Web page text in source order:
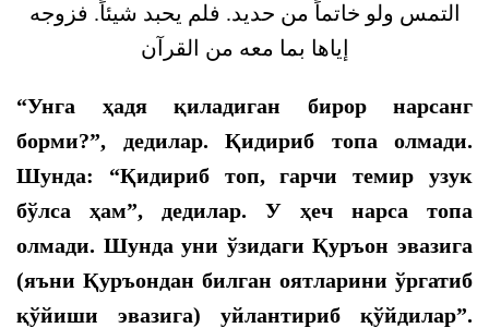
التمس ولو خاتماً من حديد. فلم يحبد شيئاً. فزوجه
إياها بما معه من القرآن
“Унга ҳадя қиладиган бирор нарсанг
борми?”, дедилар. Қидириб топа олмади.
Шунда: “Қидириб топ, гарчи темир узук
бўлса ҳам”, дедилар. У ҳеч нарса топа
олмади. Шунда уни ўзидаги Қуръон эвазига
(яъни Қуръондан билган оятларини ўргатиб
қўйиши эвазига) уйлантириб қўйдилар”.